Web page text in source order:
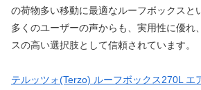
の荷物多い移動に最適なルーフボックスと
多くのユーザーの声からも、実用性に優れ
スの高い選択肢として信頼されています。
テルッツォ(Terzo) ルーフボックス270L エ